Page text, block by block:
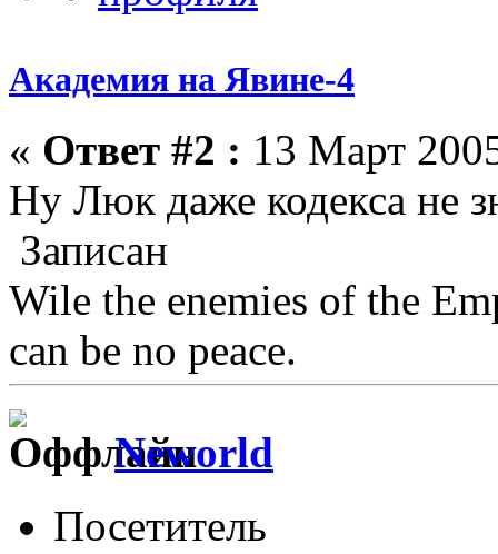
Академия на Явине-4
« Ответ #2 : 13 Март
Ну Люк даже кодекса не
Записан
Wile the enemies of the
can be no peace.
Neworld
Посетитель